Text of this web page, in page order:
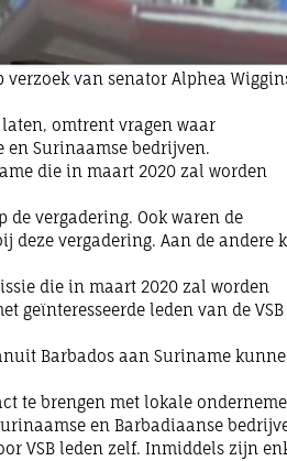
van senator Alphea
omtrent vragen waar
en Surinaamse bedrijven.
die in maart 2020 zal worden
vergadering. Ook waren de
deze vergadering. Aan de andere
die in maart 2020 zal worden
geïnteresseerde leden van de
Barbados aan Suriname
te brengen met lokale
en Barbadiaanse
VSB leden zelf. Inmiddels zijn